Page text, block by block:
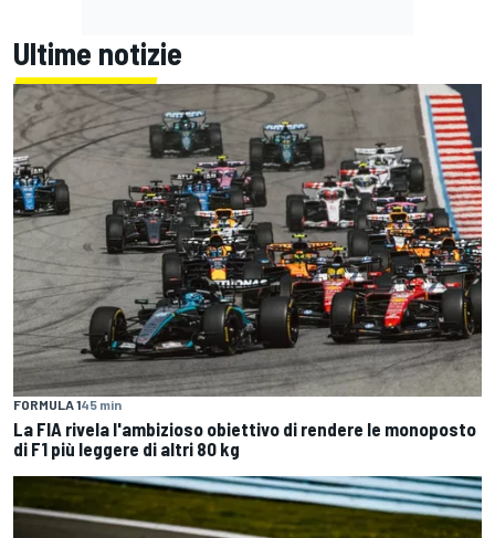
Ultime notizie
FORMULA 145 min
La FIA rivela l'ambizioso obiettivo di rendere le monoposto
di F1 più leggere di altri 80 kg